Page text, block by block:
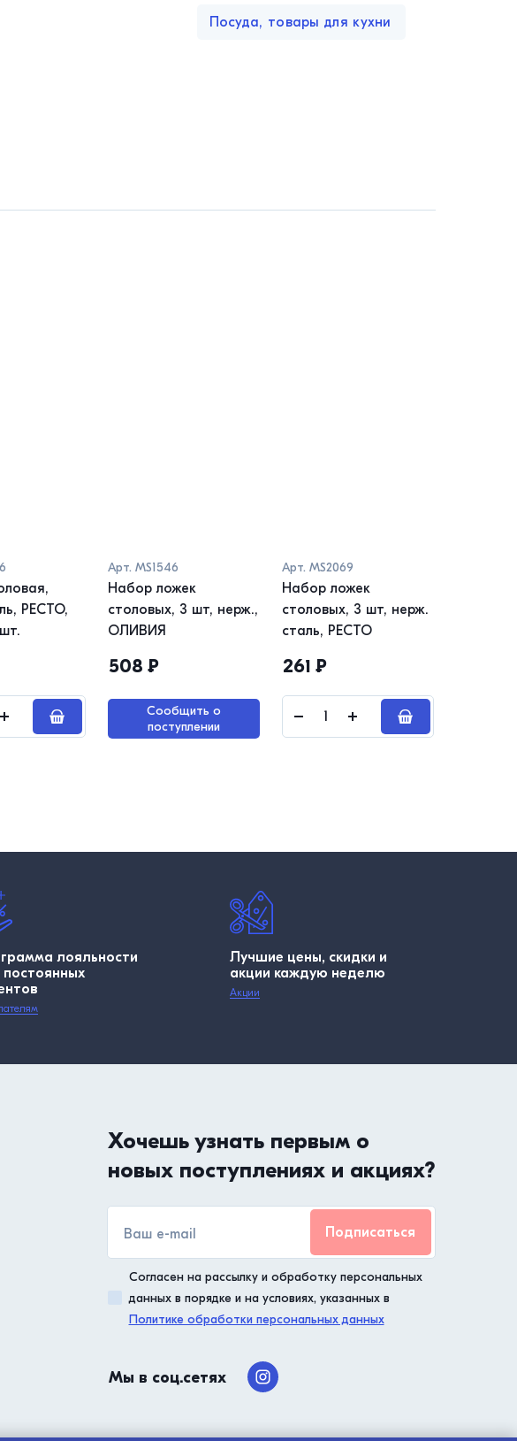
Посуда, товары для кухни
РЕСТО,
Арт. MS1546
Набор ложек
столовых, 3 шт, нерж.,
ОЛИВИЯ
508 ₽
Сообщить о
поступлении
Арт. MS2069
Набор ложек
столовых, 3 шт, нерж.
сталь, РЕСТО
261 ₽
лояльности
Лучшие цены, скидки и
акции каждую неделю
Акции
Хочешь узнать первым о
новых поступлениях и акциях?
Подписаться
Согласен на рассылку и обработку персональных
данных в порядке и на условиях, указанных в
Политике обработки персональных данных
Мы в соц.сетях